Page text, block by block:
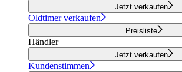
Jetzt verkaufen
Oldtimer verkaufen
Preisliste
Händler
Jetzt verkaufen
Kundenstimmen